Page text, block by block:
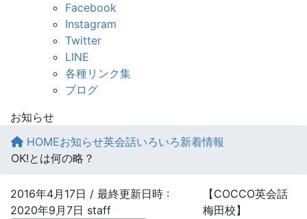
Facebook
Instagram
Twitter
LINE
各種リンク集
ブログ
お知らせ
HOMEお知らせ英会話いろいろ新着情報
OK!とは何の略？
2016年4月17日 / 最終更新日時 :
2020年9月7日 staff
【COCCO英会話
梅田校】